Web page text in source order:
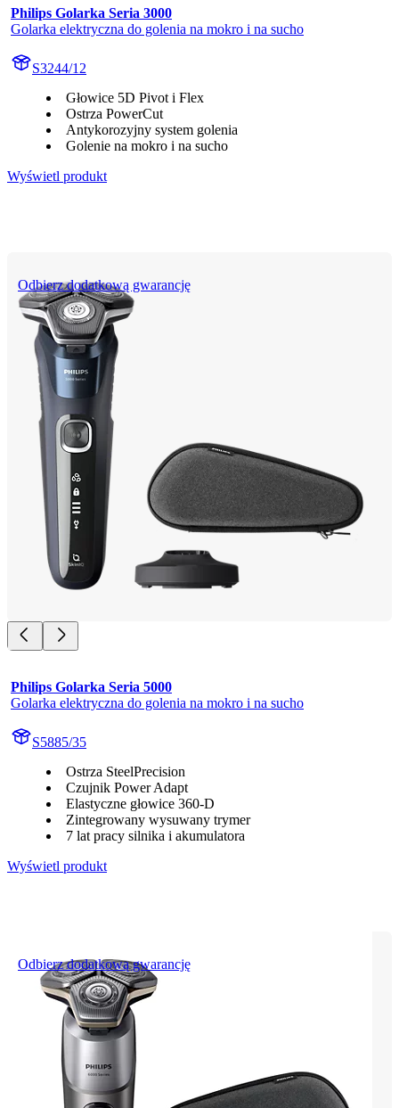
Philips Golarka Seria 3000
Golarka elektryczna do golenia na mokro i na sucho
S3244/12
Głowice 5D Pivot i Flex
Ostrza PowerCut
Antykorozyjny system golenia
Golenie na mokro i na sucho
Wyświetl produkt
Odbierz dodatkową gwarancję
Philips Golarka Seria 5000
Golarka elektryczna do golenia na mokro i na sucho
S5885/35
Ostrza SteelPrecision
Czujnik Power Adapt
Elastyczne głowice 360-D
Zintegrowany wysuwany trymer
7 lat pracy silnika i akumulatora
Wyświetl produkt
Odbierz dodatkową gwarancję